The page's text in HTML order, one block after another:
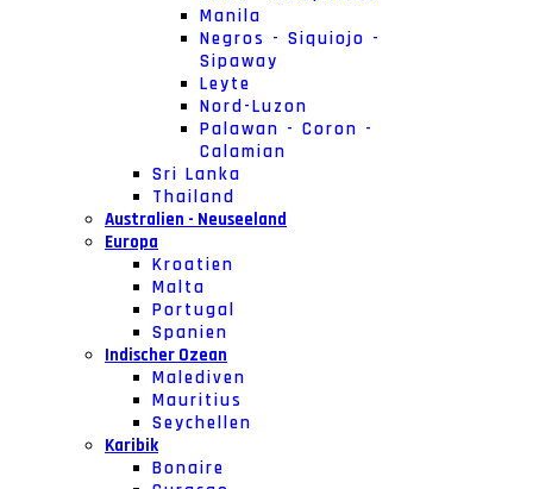
Manila
Negros - Siquiojo -
Sipaway
Leyte
Nord-Luzon
Palawan - Coron -
Calamian
Sri Lanka
Thailand
Australien - Neuseeland
Europa
Kroatien
Malta
Portugal
Spanien
Indischer Ozean
Malediven
Mauritius
Seychellen
Karibik
Bonaire